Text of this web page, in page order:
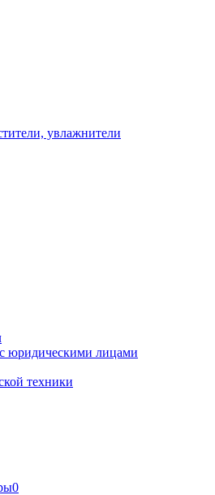
увлажнители
юридическими лицами
техники
0